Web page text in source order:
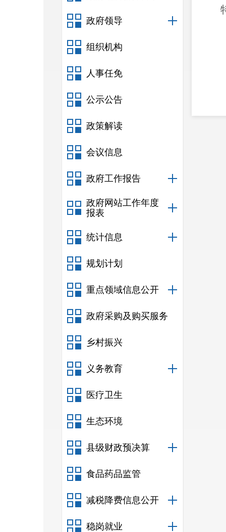
政府领导
组织机构
人事任免
公示公告
政策解读
会议信息
政府工作报告
政府网站工作年度
报表
统计信息
规划计划
重点领域信息公开
政府采购及购买服务
乡村振兴
义务教育
医疗卫生
生态环境
县级财政预决算
食品药品监管
减税降费信息公开
稳岗就业